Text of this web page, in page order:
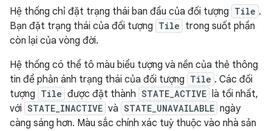
Hệ thống chỉ đặt trạng thái ban đầu của đối tượng Tile .
Bạn đặt trạng thái của đối tượng Tile trong suốt phần
còn lại của vòng đời.
Hệ thống có thể tô màu biểu tượng và nền của thẻ thông
tin để phản ánh trạng thái của đối tượng Tile . Các đối
tượng Tile được đặt thành STATE_ACTIVE là tối nhất,
với STATE_INACTIVE và STATE_UNAVAILABLE ngày
càng sáng hơn. Màu sắc chính xác tuỳ thuộc vào nhà sản